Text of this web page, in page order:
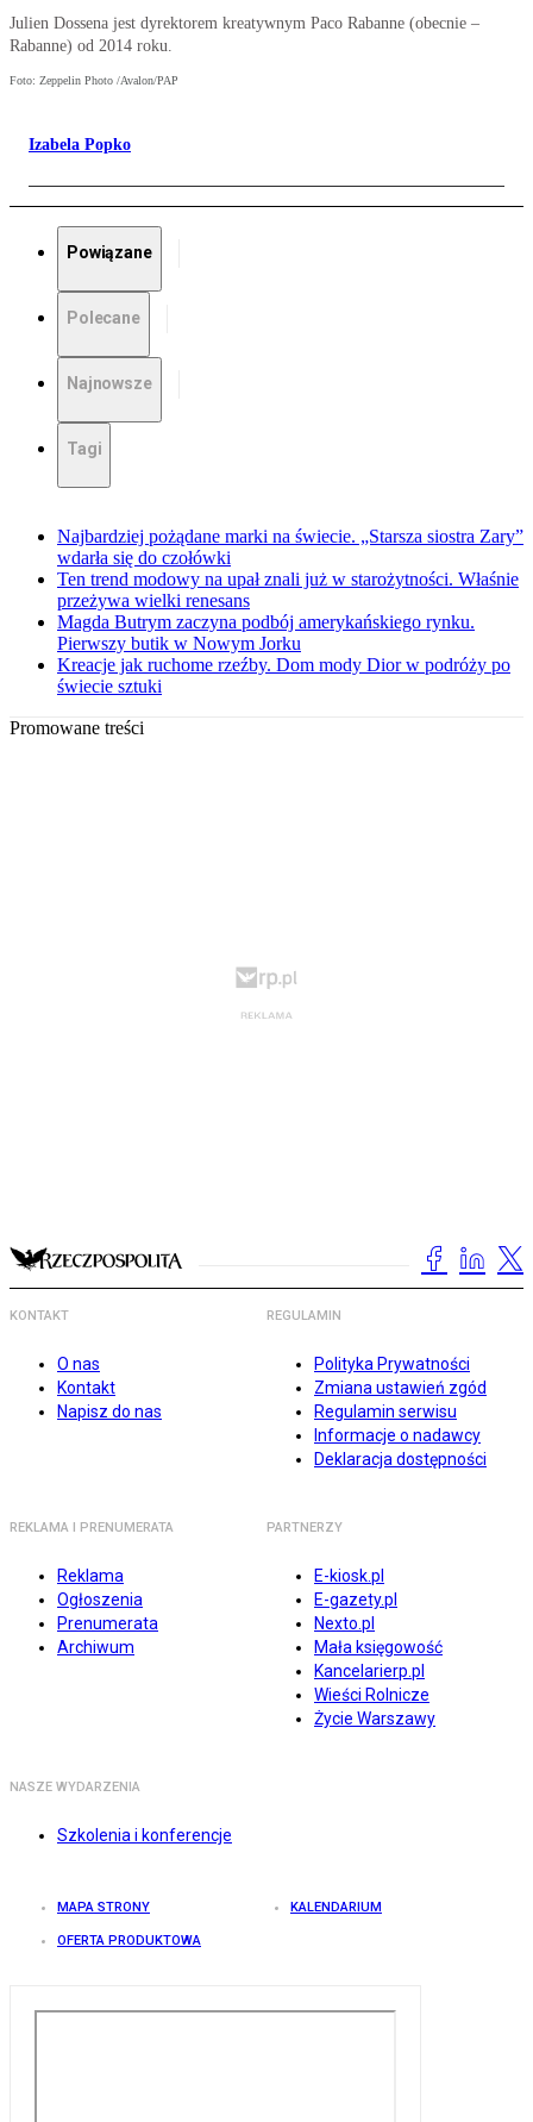
Julien Dossena jest dyrektorem kreatywnym Paco Rabanne (obecnie –
Rabanne) od 2014 roku.
Foto: Zeppelin Photo /Avalon/PAP
Izabela Popko
Powiązane
Polecane
Najnowsze
Tagi
Najbardziej pożądane marki na świecie. „Starsza siostra Zary”
wdarła się do czołówki
Ten trend modowy na upał znali już w starożytności. Właśnie
przeżywa wielki renesans
Magda Butrym zaczyna podbój amerykańskiego rynku.
Pierwszy butik w Nowym Jorku
Kreacje jak ruchome rzeźby. Dom mody Dior w podróży po
świecie sztuki
Promowane treści
KONTAKT
O nas
Kontakt
Napisz do nas
REGULAMIN
Polityka Prywatności
Zmiana ustawień zgód
Regulamin serwisu
Informacje o nadawcy
Deklaracja dostępności
REKLAMA I PRENUMERATA
Reklama
Ogłoszenia
Prenumerata
Archiwum
PARTNERZY
E-kiosk.pl
E-gazety.pl
Nexto.pl
Mała księgowość
Kancelarierp.pl
Wieści Rolnicze
Życie Warszawy
NASZE WYDARZENIA
Szkolenia i konferencje
MAPA STRONY KALENDARIUM
OFERTA PRODUKTOWA